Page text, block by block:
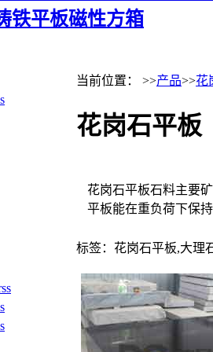
铁平板磁性方箱
当前位置： >>产品>>花
花岗石平板
花岗石平板石料主要
平板能在重负荷下保
标签：花岗石平板,大理